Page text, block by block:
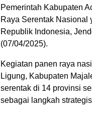
Pemerintah Kabupaten
Raya Serentak Nasional
Republik Indonesia,
(07/04/2025).
Kegiatan panen raya
Ligung, Kabupaten
serentak di 14 provinsi
sebagai langkah